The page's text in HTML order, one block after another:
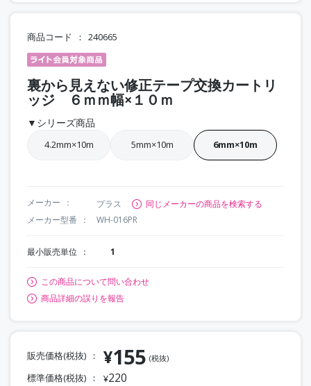
商品コード 240665
裏から見えない修正テープ交換カートリ
ッジ ６ｍｍ幅×１０ｍ
▼シリーズ商品
4.2mm×10m 5mm×10m 6mm×10m
メーカー プラス
同じメーカーの商品を検索する
メーカー型番
WH-016PR
最小販売単位 1
この商品について問い合わせ
商品詳細の誤りを報告
販売価格(税抜) ¥155 (税抜)
標準価格(税抜) ¥220